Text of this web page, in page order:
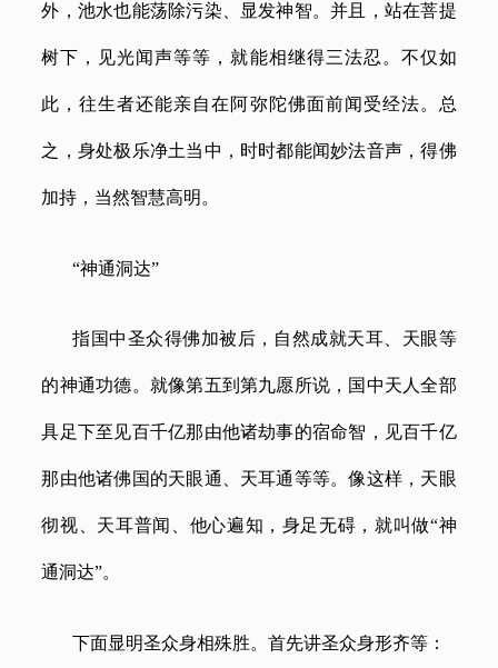
外，池水也能荡除污染、显发神智。并且，站在菩提
树下，见光闻声等等，就能相继得三法忍。不仅如
此，往生者还能亲自在阿弥陀佛面前闻受经法。总
之，身处极乐净土当中，时时都能闻妙法音声，得佛
加持，当然智慧高明。
“神通洞达”
指国中圣众得佛加被后，自然成就天耳、天眼等
的神通功德。就像第五到第九愿所说，国中天人全部
具足下至见百千亿那由他诸劫事的宿命智，见百千亿
那由他诸佛国的天眼通、天耳通等等。像这样，天眼
彻视、天耳普闻、他心遍知，身足无碍，就叫做“神
通洞达”。
下面显明圣众身相殊胜。首先讲圣众身形齐等：